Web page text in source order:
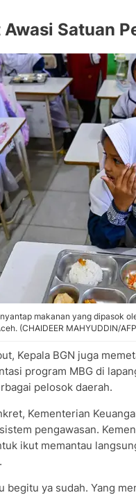
Satuan
makanan yang dipasok
(CHAIDEER MAHYUDDIN/
Kepala BGN juga
program MBG di
pelosok daerah.
Kementerian
pengawasan.
ikut memantau
begitu ya sudah. Yang